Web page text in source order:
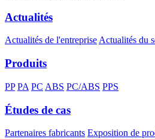
Actualités
Actualités de l'entrepriseActualités du
Produits
PP PA PC ABS PC/ABS PPS
Études de cas
Partenaires fabricants Exposition de